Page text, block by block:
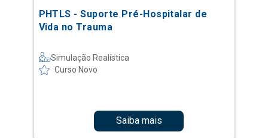
PHTLS - Suporte Pré-Hospitalar de
Vida no Trauma
Simulação Realística
Curso Novo
Saiba mais